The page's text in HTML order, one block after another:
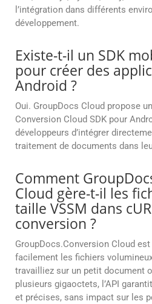
l’intégration dans différents
développement.
Existe-t-il un SDK
pour créer des
Android ?
Oui. GroupDocs Cloud propose
Conversion Cloud SDK pour
développeurs d’intégrer
traitement de documents dans
Comment
Cloud gère-t-il les
taille VSSM dans
conversion ?
GroupDocs.Conversion Cloud
facilement les fichiers
travailliez sur un petit document
plusieurs gigaoctets, l’API
et précises, sans impact sur les